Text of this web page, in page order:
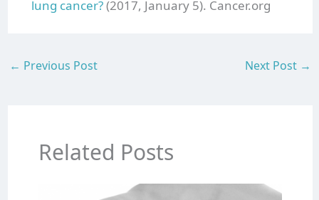
lung cancer?(2017, January 5). Cancer.org
← Previous Post Next Post →
Related Posts